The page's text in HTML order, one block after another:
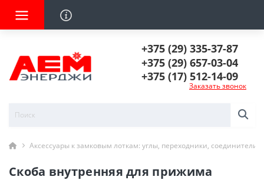
+375 (29) 335-37-87
+375 (29) 657-03-04
+375 (17) 512-14-09
Заказать звонок
Аксессуары к замковым лоткам: углы, переходники, соединители
Скоба внутренняя для прижима